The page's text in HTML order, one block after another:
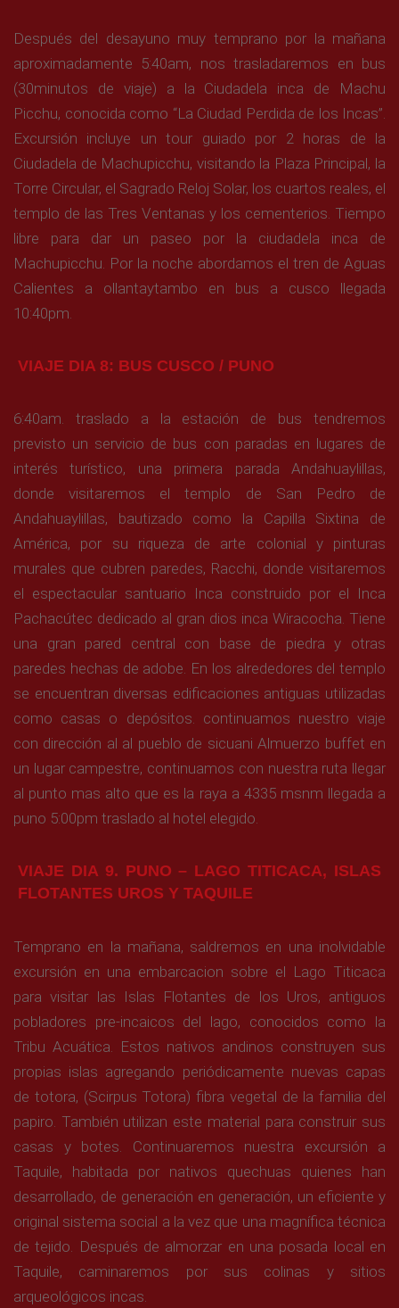
Después del desayuno muy temprano por la mañana
aproximadamente 5:40am, nos trasladaremos en bus
(30minutos de viaje) a la Ciudadela inca de Machu
Picchu, conocida como “La Ciudad Perdida de los Incas”.
Excursión incluye un tour guiado por 2 horas de la
Ciudadela de Machupicchu, visitando la Plaza Principal, la
Torre Circular, el Sagrado Reloj Solar, los cuartos reales, el
templo de las Tres Ventanas y los cementerios. Tiempo
libre para dar un paseo por la ciudadela inca de
Machupicchu. Por la noche abordamos el tren de Aguas
Calientes a ollantaytambo en bus a cusco llegada
10:40pm.
VIAJE DIA 8: BUS CUSCO / PUNO
6:40am. traslado a la estación de bus tendremos
previsto un servicio de bus con paradas en lugares de
interés turístico, una primera parada Andahuaylillas,
donde visitaremos el templo de San Pedro de
Andahuaylillas, bautizado como la Capilla Sixtina de
América, por su riqueza de arte colonial y pinturas
murales que cubren paredes, Racchi, donde visitaremos
el espectacular santuario Inca construido por el Inca
Pachacútec dedicado al gran dios inca Wiracocha. Tiene
una gran pared central con base de piedra y otras
paredes hechas de adobe. En los alrededores del templo
se encuentran diversas edificaciones antiguas utilizadas
como casas o depósitos. continuamos nuestro viaje
con dirección al al pueblo de sicuani Almuerzo buffet en
un lugar campestre, continuamos con nuestra ruta llegar
al punto mas alto que es la raya a 4335 msnm llegada a
puno 5:00pm traslado al hotel elegido.
VIAJE DIA 9. PUNO – LAGO TITICACA, ISLAS
FLOTANTES UROS Y TAQUILE
Temprano en la mañana, saldremos en una inolvidable
excursión en una embarcacion sobre el Lago Titicaca
para visitar las Islas Flotantes de los Uros, antiguos
pobladores pre-incaicos del lago, conocidos como la
Tribu Acuática. Estos nativos andinos construyen sus
propias islas agregando periódicamente nuevas capas
de totora, (Scirpus Totora) fibra vegetal de la familia del
papiro. También utilizan este material para construir sus
casas y botes. Continuaremos nuestra excursión a
Taquile, habitada por nativos quechuas quienes han
desarrollado, de generación en generación, un eficiente y
original sistema social a la vez que una magnífica técnica
de tejido. Después de almorzar en una posada local en
Taquile, caminaremos por sus colinas y sitios
arqueológicos incas.